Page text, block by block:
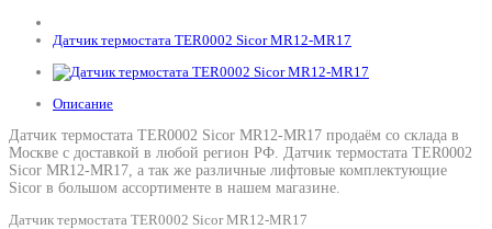
Датчик термостата TER0002 Sicor MR12-MR17
Описание
Датчик термостата TER0002 Sicor MR12-MR17 продаём со склада в
Москве с доставкой в любой регион РФ. Датчик термостата TER0002
Sicor MR12-MR17, а так же различные лифтовые комплектующие
Sicor в большом ассортименте в нашем магазине.
Датчик термостата TER0002 Sicor MR12-MR17